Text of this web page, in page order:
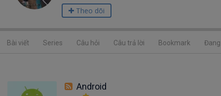
Theo dõi
Bài viết Series Câu hỏi Câu trả lời Bookmark
Android